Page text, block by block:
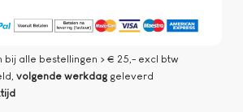
alle bestellingen > € 25,- excl btw
volgende werkdaggeleverd